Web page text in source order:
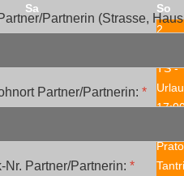
Sa So
2
TS -
Partnerin (Strasse,
Partner/Partnerin: *
Nr. Partner/Partnerin: *